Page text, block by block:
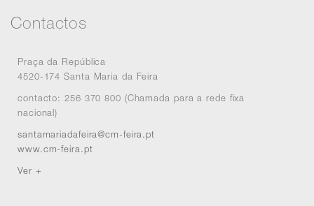
Contactos
Praça da República
4520-174 Santa Maria da Feira
contacto: 256 370 800 (Chamada para a rede fixa
nacional)
santamariadafeira@cm-feira.pt
www.cm-feira.pt
Ver +